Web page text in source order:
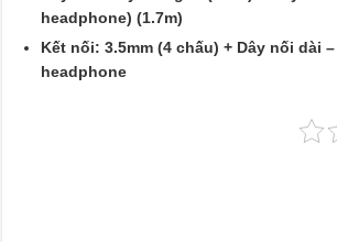
headphone) (1.7m)
Kết nối: 3.5mm (4 chấu) + Dây nối dài
headphone